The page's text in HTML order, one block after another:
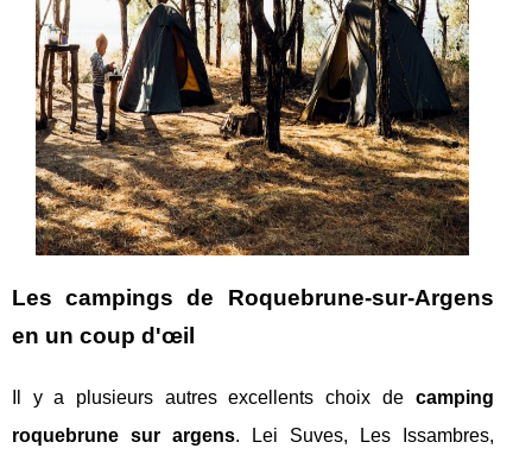
Les campings de Roquebrune-sur-Argens
en un coup d'œil
Il y a plusieurs autres excellents choix de camping
roquebrune sur argens. Lei Suves, Les Issambres,